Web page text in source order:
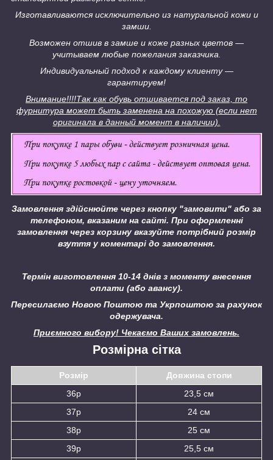
Изготавливаются исключительно из натуральной кожи и
замши.
Возможен отшив в замше и коже разных цветов ―
учитываем любые пожелания заказчика.
Индивидуальный подход к каждому клиенту ―
гарантируем!
Внимание!!!!Так как обувь отшивается под заказ, то
фурнитура может быть заменена на похожую (если нет
оригинала в данный момент в наличии).
Замовлення здійснюйте через кнопку "замовити" або за
телефоном, вказаним на сайті. При оформленні
замовлення через корзину вказуйте потрібний розмір
взуття у коментарі до замовлення.
Термін виготовлення 10-14 днів з моменту внесення
оплати (або авансу).
Пересилаємо Новою Поштою та Укрпоштою за рахунок
одержувача.
Приємного вибору! Чекаємо Ваших замовлень.
Розмірна сітка
Розмір
Довжина стопи
36р
23,5 см
37р
24 см
38р
25 см
39р
25,5 см